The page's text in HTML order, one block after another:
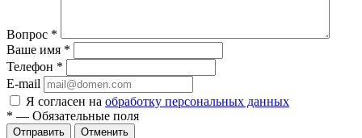
Вопрос *
Ваше имя *
Телефон *
E-mail
Я согласен на обработку персональных данных
* — Обязательные поля
Отменить